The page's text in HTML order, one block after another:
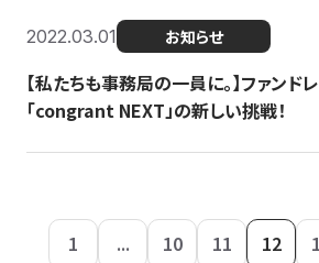
2022.03.01 お知らせ
【私たちも事務局の一員に。】ファン
「congrant NEXT」の新しい挑戦！
1 ... 10 11 12